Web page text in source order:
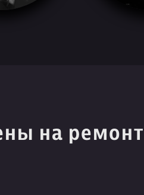
на